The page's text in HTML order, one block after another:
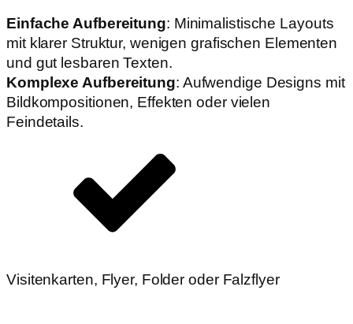
Einfache Aufbereitung: Minimalistische Layouts
mit klarer Struktur, wenigen grafischen Elementen
und gut lesbaren Texten.
Komplexe Aufbereitung: Aufwendige Designs mit
Bildkompositionen, Effekten oder vielen
Feindetails.
Visitenkarten, Flyer, Folder oder Falzflyer